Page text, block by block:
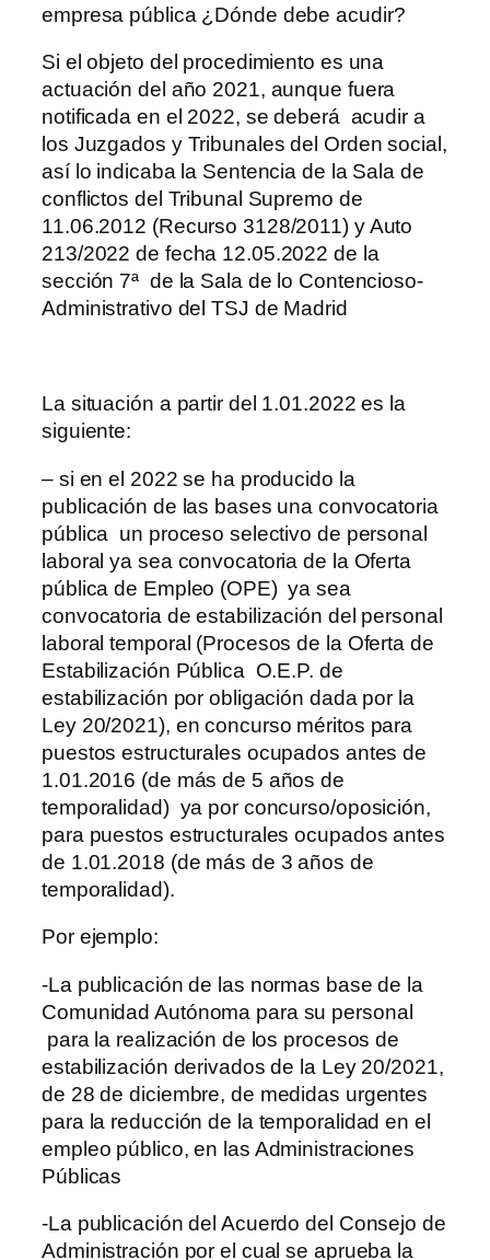
empresa pública ¿Dónde debe acudir?
Si el objeto del procedimiento es una
actuación del año 2021, aunque fuera
notificada en el 2022, se deberá acudir a
los Juzgados y Tribunales del Orden social,
así lo indicaba la Sentencia de la Sala de
conflictos del Tribunal Supremo de
11.06.2012 (Recurso 3128/2011) y Auto
213/2022 de fecha 12.05.2022 de la
sección 7ª de la Sala de lo Contencioso-
Administrativo del TSJ de Madrid
La situación a partir del 1.01.2022 es la
siguiente:
– si en el 2022 se ha producido la
publicación de las bases una convocatoria
pública un proceso selectivo de personal
laboral ya sea convocatoria de la Oferta
pública de Empleo (OPE) ya sea
convocatoria de estabilización del personal
laboral temporal (Procesos de la Oferta de
Estabilización Pública O.E.P. de
estabilización por obligación dada por la
Ley 20/2021), en concurso méritos para
puestos estructurales ocupados antes de
1.01.2016 (de más de 5 años de
temporalidad) ya por concurso/oposición,
para puestos estructurales ocupados antes
de 1.01.2018 (de más de 3 años de
temporalidad).
Por ejemplo:
-La publicación de las normas base de la
Comunidad Autónoma para su personal
para la realización de los procesos de
estabilización derivados de la Ley 20/2021,
de 28 de diciembre, de medidas urgentes
para la reducción de la temporalidad en el
empleo público, en las Administraciones
Públicas
-La publicación del Acuerdo del Consejo de
Administración por el cual se aprueba la